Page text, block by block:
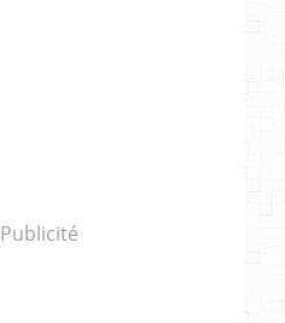
Publicité